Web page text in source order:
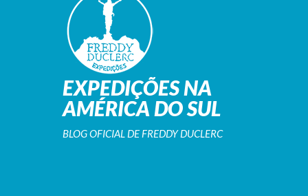
EXPEDIÇÕES NA
AMÉRICA DO SUL
BLOG OFICIAL DE FREDDY DUCLERC